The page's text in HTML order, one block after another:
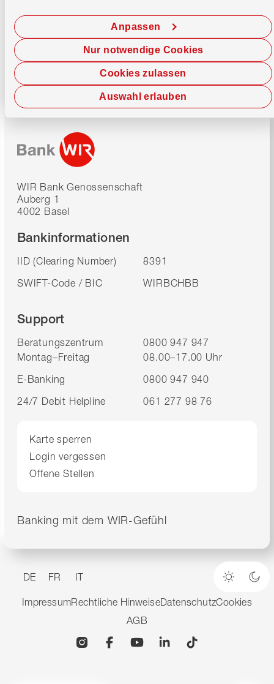
Cookies zulassen
Anpassen
Auswahl erlauben
Nur notwendige Cookies
Jetzt chatten
WIR Bank Genossenschaft
Auberg 1
4002 Basel
Bankinformationen
IID (Clearing Number)
8391
SWIFT-Code / BIC
WIRBCHBB
Support
Beratungszentrum
0800 947 947
Montag–Freitag
08.00–17.00 Uhr
E-Banking
0800 947 940
24/7 Debit Helpline
061 277 98 76
Karte sperren
Login vergessen
Offene Stellen
Banking mit dem WIR-Gefühl
DE FR IT
Heller
ImpressumRechtliche HinweiseDatenschutzCookies
AGB
InstagramFacebookYouTubeLinkedin